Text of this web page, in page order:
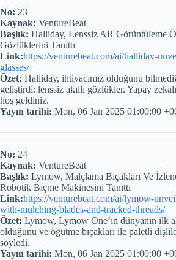
No: 23
Kaynak: VentureBeat
Başlık: Halliday, Lenssiz AR Görüntüleme
Gözlüklerini Tanıttı
Link:https://venturebeat.com/ai/halliday-
glasses/
Özet: Halliday, ihtiyacımız olduğunu
geliştirdi: lenssiz akıllı gözlükler. Yapay
hoş geldiniz.
Yayın tarihi: Mon, 06 Jan 2025 01:00:00
No: 24
Kaynak: VentureBeat
Başlık: Lymow, Malçlama Bıçakları Ve
Robotik Biçme Makinesini Tanıttı
Link:https://venturebeat.com/ai/lymow-
with-mulching-blades-and-tracked-threads/
Özet: Lymow, Lymow One’ın dünyanın ilk
olduğunu ve öğütme bıçakları ile paletli
söyledi.
Yayın tarihi: Mon, 06 Jan 2025 01:00:00